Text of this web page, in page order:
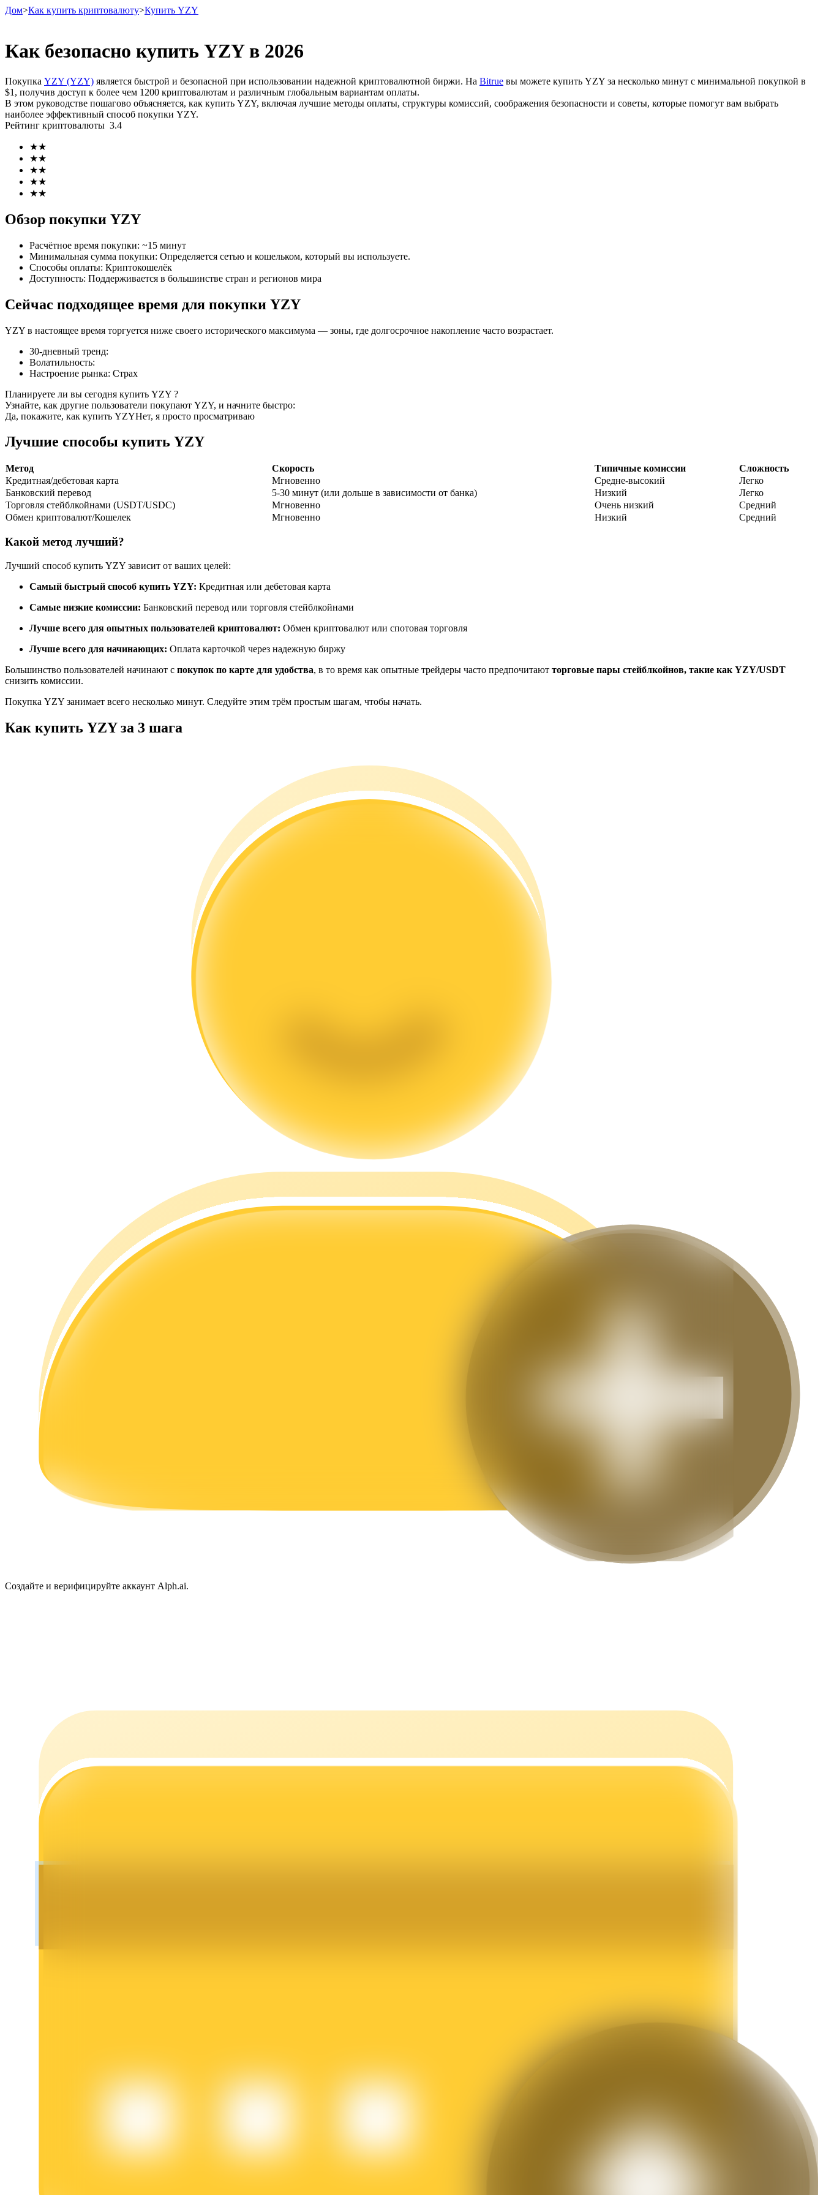
Фьючерсы
USDT-фьючерсы
Фьючерсы на COIN-M
Криптовалютные фьючерсы
TradFi
Деривативы на акции, форекс, драгоценные металлы и сырьевые товары
USDC фьючерсы
Фьючерсы с использованием USDC в качестве обеспечения
Копирование торговли
Присоединяйтесь к лучшим трейдерам
Наслаждайтесь распределением прибыли и комиссиями за копи-трейдинг
Анализ больших данных, включая торговую информацию и т. д.
Торговые стратегии
Узнайте, как оставаться прибыльным
Заработок
Launchpool
Дом>Как купить криптовалюту>Купить YZY
Как безопасно купить YZY в 2026
Покупка YZY (YZY) является быстрой и безопасной при использовании надежной криптовалютной биржи. На Bitrue вы можете купить YZY за несколько минут с минимальной покупкой в ​​
$1, получив доступ к более чем 1200 криптовалютам и различным глобальным вариантам оплаты.
В этом руководстве пошагово объясняется, как купить YZY, включая лучшие методы оплаты, структуры комиссий, соображения безопасности и советы, которые помогут вам выбрать
наиболее эффективный способ покупки YZY.
Рейтинг криптовалюты 3.4
★★
★★
★★
★★
★★
Обзор покупки YZY
Расчётное время покупки: ~15 минут
Минимальная сумма покупки: Определяется сетью и кошельком, который вы используете.
Способы оплаты: Криптокошелёк
Доступность: Поддерживается в большинстве стран и регионов мира
Сейчас подходящее время для покупки YZY
YZY в настоящее время торгуется ниже своего исторического максимума — зоны, где долгосрочное накопление часто возрастает.
30-дневный тренд:
Волатильность:
Настроение рынка: Страх
Планируете ли вы сегодня купить YZY ?
Узнайте, как другие пользователи покупают YZY, и начните быстро:
Да, покажите, как купить YZYНет, я просто просматриваю
Лучшие способы купить YZY
Метод Скорость Типичные комиссии
Сложность
Кредитная/дебетовая карта
Мгновенно Средне-высокий
Легко
Банковский перевод
5-30 минут (или дольше в зависимости от банка) Низкий
Легко
Торговля стейблкойнами (USDT/USDC)
Мгновенно Очень низкий
Средний
Обмен криптовалют/Кошелек
Мгновенно Низкий Средний
Какой метод лучший?
Лучший способ купить YZY зависит от ваших целей:
Самый быстрый способ купить YZY: Кредитная или дебетовая карта
Самые низкие комиссии: Банковский перевод или торговля стейблкойнами
Лучше всего для опытных пользователей криптовалют: Обмен криптовалют или спотовая торговля
Лучше всего для начинающих: Оплата карточкой через надежную биржу
Большинство пользователей начинают с покупок по карте для удобства, в то время как опытные трейдеры часто предпочитают торговые пары стейблкойнов, такие как YZY/USDT
снизить комиссии.
Покупка YZY занимает всего несколько минут. Следуйте этим трём простым шагам, чтобы начать.
Как купить YZY за 3 шага
Создайте и верифицируйте аккаунт Alph.ai.